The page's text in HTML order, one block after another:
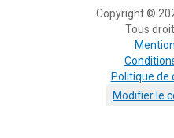
Copyright ©
Tous
Politique de
Modifier le